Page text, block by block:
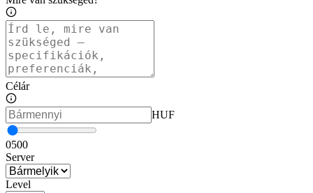
Célár
HUF
0500
Server
Level